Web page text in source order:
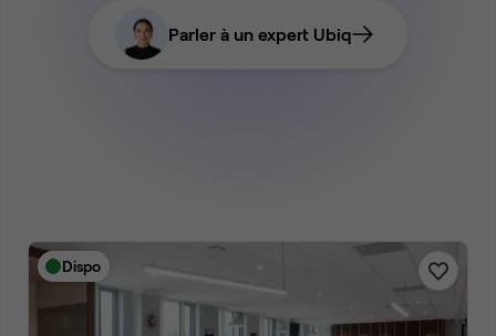
Parler à un expert Ubiq
Dispo